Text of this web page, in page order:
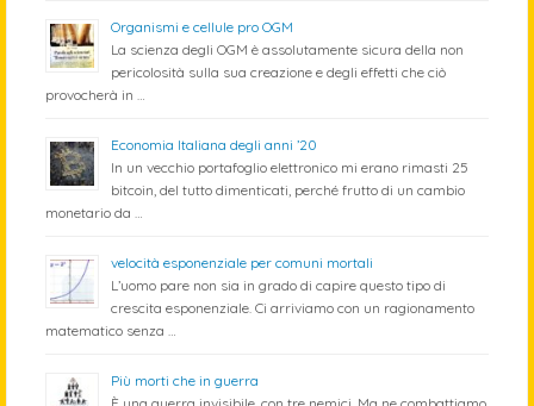
Organismi e cellule pro OGM
La scienza degli OGM è assolutamente sicura della non
pericolosità sulla sua creazione e degli effetti che ciò
provocherà in …
Economia Italiana degli anni ’20
In un vecchio portafoglio elettronico mi erano rimasti 25
bitcoin, del tutto dimenticati, perché frutto di un cambio
monetario da …
velocità esponenziale per comuni mortali
L’uomo pare non sia in grado di capire questo tipo di
crescita esponenziale. Ci arriviamo con un ragionamento
matematico senza …
Più morti che in guerra